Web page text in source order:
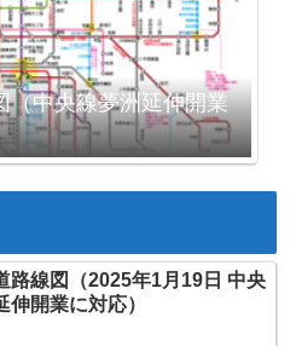
（中央線夢洲延伸開業
路線図（2025年1月19日 中央
伸開業に対応）